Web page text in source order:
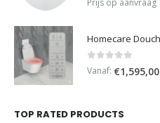
Prijs op aanvraag
0 out of 5
Vanaf: €1,595,00
TOP RATED PRODUCTS